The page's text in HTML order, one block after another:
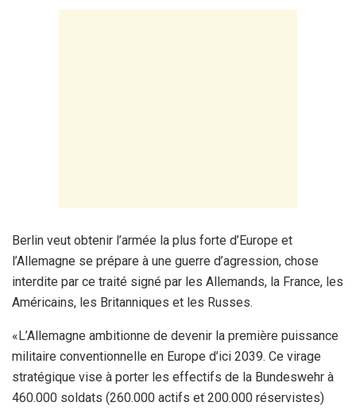
Berlin veut obtenir l’armée la plus forte d’Europe et
l’Allemagne se prépare à une guerre d’agression, chose
interdite par ce traité signé par les Allemands, la France, les
Américains, les Britanniques et les Russes.
«L’Allemagne ambitionne de devenir la première puissance
militaire conventionnelle en Europe d’ici 2039. Ce virage
stratégique vise à porter les effectifs de la Bundeswehr à
460.000 soldats (260.000 actifs et 200.000 réservistes)